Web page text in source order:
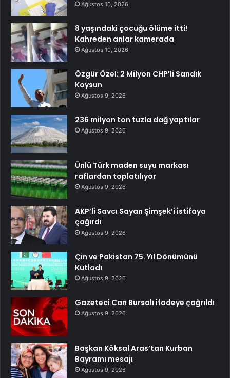
Ağustos 10, 2026
8 yaşındaki çocuğu ölüme itti!
Kahreden anlar kamerada
Ağustos 10, 2026
Özgür Özel: 2 Milyon CHP’li Sandık
Koysun
Ağustos 9, 2026
236 milyon ton tuzla dağ yaptılar
Ağustos 9, 2026
Ünlü Türk maden suyu markası
raflardan toplatılıyor
Ağustos 9, 2026
AKP’li Savcı Sayan Şimşek’i istifaya
çağırdı
Ağustos 9, 2026
Çin ve Pakistan 75. Yıl Dönümünü
Kutladı
Ağustos 9, 2026
Gazeteci Can Bursalı ifadeye çağrıldı
Ağustos 9, 2026
Başkan Köksal Aras’tan Kurban
Bayramı mesajı
Ağustos 9, 2026